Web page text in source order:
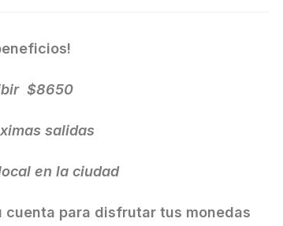
$8650
salidas
en la ciudad
para disfrutar tus monedas